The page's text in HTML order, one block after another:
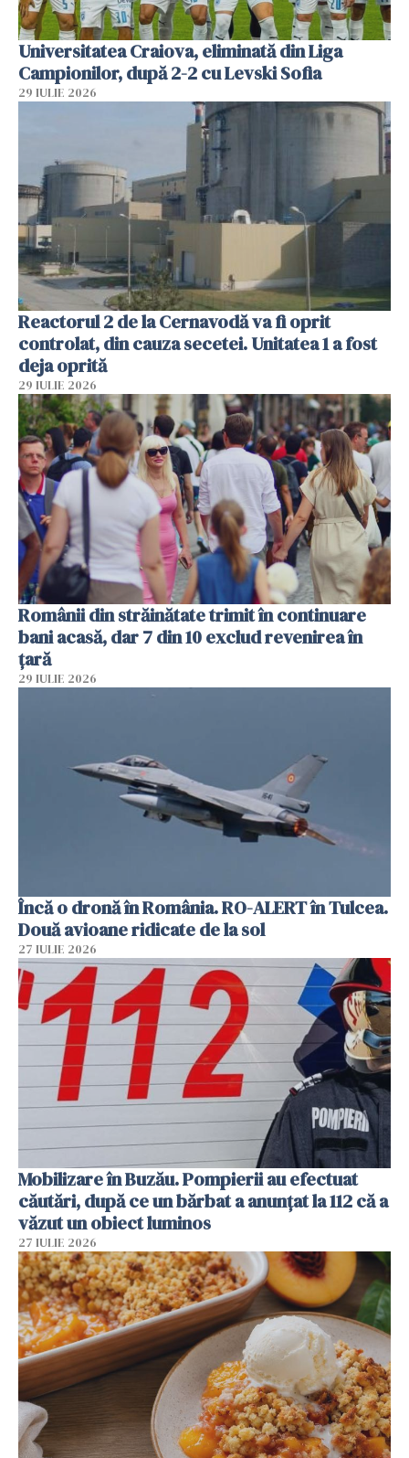
Universitatea Craiova, eliminată din Liga
Campionilor, după 2-2 cu Levski Sofia
29 IULIE 2026
Reactorul 2 de la Cernavodă va fi oprit
controlat, din cauza secetei. Unitatea 1 a fost
deja oprită
29 IULIE 2026
Românii din străinătate trimit în continuare
bani acasă, dar 7 din 10 exclud revenirea în
țară
29 IULIE 2026
Încă o dronă în România. RO-ALERT în Tulcea.
Două avioane ridicate de la sol
27 IULIE 2026
Mobilizare în Buzău. Pompierii au efectuat
căutări, după ce un bărbat a anunțat la 112 că a
văzut un obiect luminos
27 IULIE 2026